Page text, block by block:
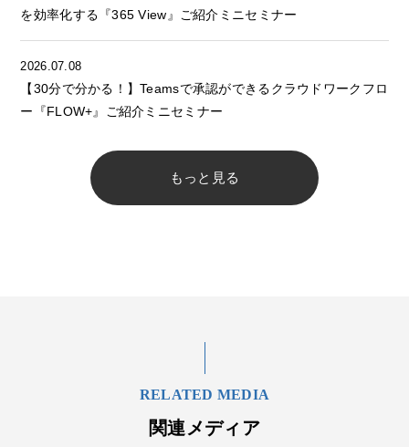
を効率化する『365 View』ご紹介ミニセミナー
2026.07.08
【30分で分かる！】Teamsで承認ができるクラウドワークフロ
ー『FLOW+』ご紹介ミニセミナー
もっと見る
RELATED MEDIA
関連メディア